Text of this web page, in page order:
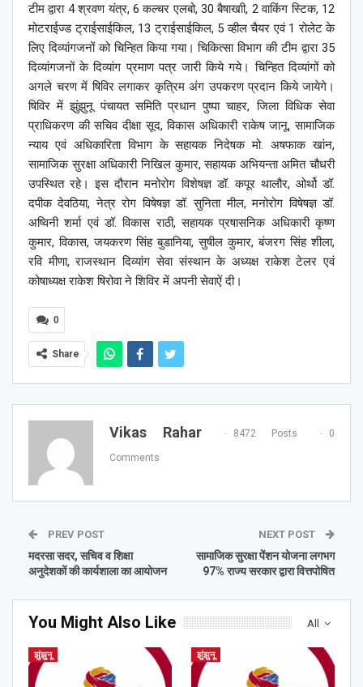
टीम द्वारा 4 श्रवण यंत्र, 6 कल्चर एलबो, 30 बैषाखाी, 2 वाकिंग स्टिक, 12
मोटराईज्ड ट्राईसाईकिल, 13 ट्राईसाईकिल, 5 व्हील चैयर एवं 1 रोलेट के
लिए दिव्यांगजनों को चिन्हित किया गया। चिकित्सा विभाग की टीम द्वारा 35
दिव्यांगजनों के दिव्यांग प्रमाण पत्र जारी किये गये। चिन्हित दिव्यांगों को
अगले चरण में षिविर लगाकर कृत्रिम अंग उपकरण प्रदान किये जायेगे।
षिविर में झुंझुनू पंचायत समिति प्रधान पुष्पा चाहर, जिला विधिक सेवा
प्राधिकरण की सचिव दीक्षा सूद, विकास अधिकारी राकेष जानू, सामाजिक
न्याय एवं अधिकारिता विभाग के सहायक निदेषक मो. अषफाक खांन,
सामाजिक सुरक्षा अधिकारी निखिल कुमार, सहायक अभियन्ता अमित चौधरी
उपस्थित रहे। इस दौरान मनोरोग विशेषज्ञ डॉ. कपूर थालौर, ओर्थो डॉ.
दपीक देवठिया, नेत्र रोग विषेषज्ञ डॉ. सुनिता मील, मनोरोग विषेषज्ञ डॉ.
अष्विनी शर्मा एवं डॉ. विकास राठी, सहायक प्रषासनिक अधिकारी कृष्ण
कुमार, विकास, जयकरण सिंह बुडानिया, सुषील कुमार, बंजरग सिंह शीला,
रवि मीणा, राजस्थान दिव्यांग सेवा संस्थान के अध्यक्ष राकेश टेलर एवं
कोषाध्यक्ष राकेश षिरोवा ने शिविर में अपनी सेवाऐं दी।
0
Share
Vikas Rahar 8472 Posts 0
Comments
PREV POST
मदरसा सदर, सचिव व शिक्षा
अनुदेशकों की कार्यशाला का आयोजन
NEXT POST
सामाजिक सुरक्षा पेंशन योजना लगभग
97% राज्य सरकार द्वारा वित्तपोषित
All
You Might Also Like
झुंझुनू झुंझुनू